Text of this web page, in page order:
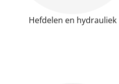
Hefdelen en hydrauliek